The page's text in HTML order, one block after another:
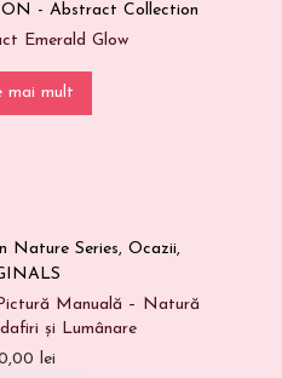
- Abstract Collection
Emerald Glow
mai mult
Nature Series,Ocazii,
Manuală – Natură
și Lumânare
lei